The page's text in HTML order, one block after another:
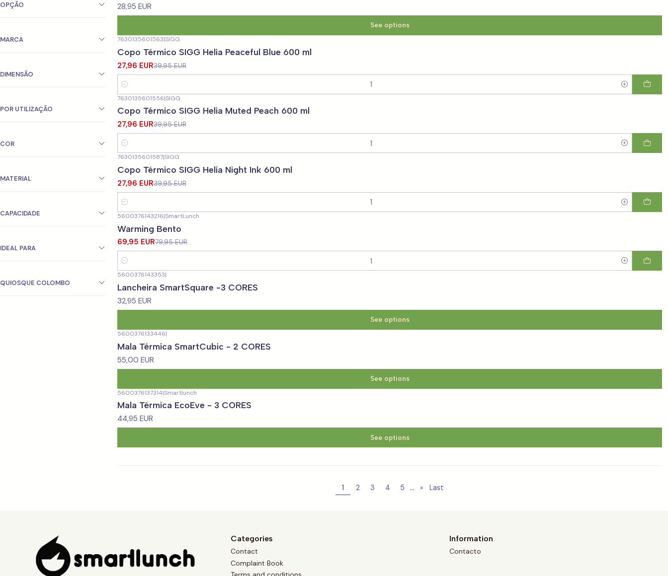
OPÇÃO
MARCA
DIMENSÃO
POR UTILIZAÇÃO
COR
MATERIAL
CAPACIDADE
IDEAL PARA
QUIOSQUE COLOMBO
28,95 EUR
See options
7630135601563|SIGG
Copo Térmico SIGG Helia Peaceful Blue 600 ml
27,96 EUR39,95 EUR
Quantity
-30%OFF
7630135601556|SIGG
Copo Térmico SIGG Helia Muted Peach 600 ml
27,96 EUR39,95 EUR
Quantity
7630135601587|SIGG
Copo Térmico SIGG Helia Night Ink 600 ml
27,96 EUR39,95 EUR
Quantity
-13%OFF
5600376143216|SmartLunch
Warming Bento
69,95 EUR79,95 EUR
Quantity
5600376143353|
Lancheira SmartSquare -3 CORES
32,95 EUR
See options
5600376133446|
Mala Térmica SmartCubic - 2 CORES
55,00 EUR
See options
5600376137314|Smartlunch
Mala Térmica EcoEve - 3 CORES
44,95 EUR
See options
1 2 3 4 5 ... » Last
Categories
Contact
Complaint Book
Information
Contacto